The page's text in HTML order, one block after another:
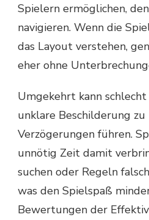
Spielern ermöglichen,
navigieren. Wenn die
das Layout verstehen,
eher ohne
Umgekehrt kann
unklare Beschilderung
Verzögerungen führen.
unnötig Zeit damit
suchen oder Regeln
was den Spielspaß
Bewertungen der